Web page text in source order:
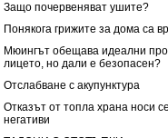
Защо почервеняват ушите?
Понякога грижите за дома са
Мюингът обещава идеални
лицето, но дали е безопасен?
Отслабване с акупунктура
Отказът от топла храна носи
негативи